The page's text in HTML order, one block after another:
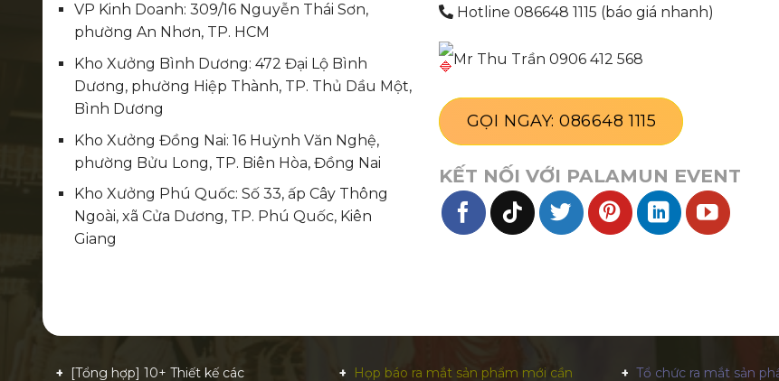
VP Kinh Doanh: 309/16 Nguyễn Thái Sơn,
phường An Nhơn, TP. HCM
Kho Xưởng Bình Dương: 472 Đại Lộ Bình
Dương, phường Hiệp Thành, TP. Thủ Dầu Một,
Bình Dương
Kho Xưởng Đồng Nai: 16 Huỳnh Văn Nghệ,
phường Bửu Long, TP. Biên Hòa, Đồng Nai
Kho Xưởng Phú Quốc: Số 33, ấp Cây Thông
Ngoài, xã Cửa Dương, TP. Phú Quốc, Kiên
Giang
Hotline 086648 1115 (báo giá nhanh)
Mr Thu Trần 0906 412 568
GỌI NGAY: 086648 1115
KẾT NỐI VỚI PALAMUN EVENT
[Tổng hợp] 10+ Thiết kế các Họp báo ra mắt sản phẩm mới cần Tổ chức ra mắt sản